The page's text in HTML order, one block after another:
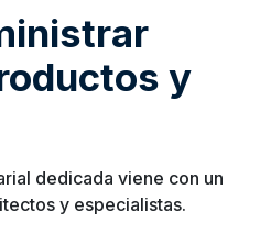
y
dedicada viene con un
y especialistas.